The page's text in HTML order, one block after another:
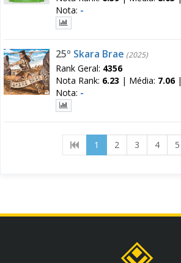
Nota: -
25º Skara Brae (2025)
Rank Geral: 4356
Nota Rank: 6.23 | Média: 7.06|
Nota: -
1 (current)
2 3 4 5